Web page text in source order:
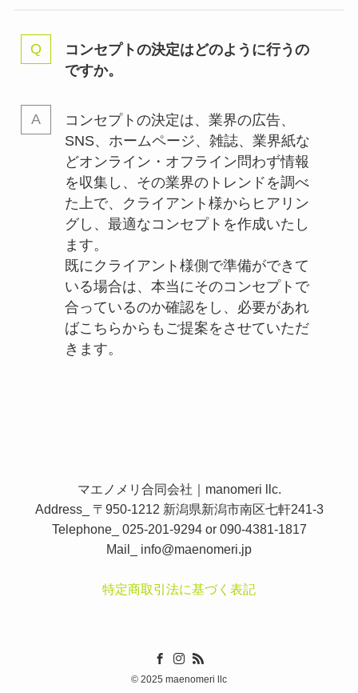
コンセプトの決定はどのように行うの
ですか。
コンセプトの決定は、業界の広告、
SNS、ホームページ、雑誌、業界紙な
どオンライン・オフライン問わず情報
を収集し、その業界のトレンドを調べ
た上で、クライアント様からヒアリン
グし、最適なコンセプトを作成いたし
ます。
既にクライアント様側で準備ができて
いる場合は、本当にそのコンセプトで
合っているのか確認をし、必要があれ
ばこちらからもご提案をさせていただ
きます。
マエノメリ合同会社｜manomeri llc.
Address_ 〒950-1212 新潟県新潟市南区七軒241-3
Telephone_ 025-201-9294 or 090-4381-1817
Mail_ info@maenomeri.jp
特定商取引法に基づく表記
© 2025 maenomeri llc